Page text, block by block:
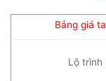
Bảng giá
Lộ trình